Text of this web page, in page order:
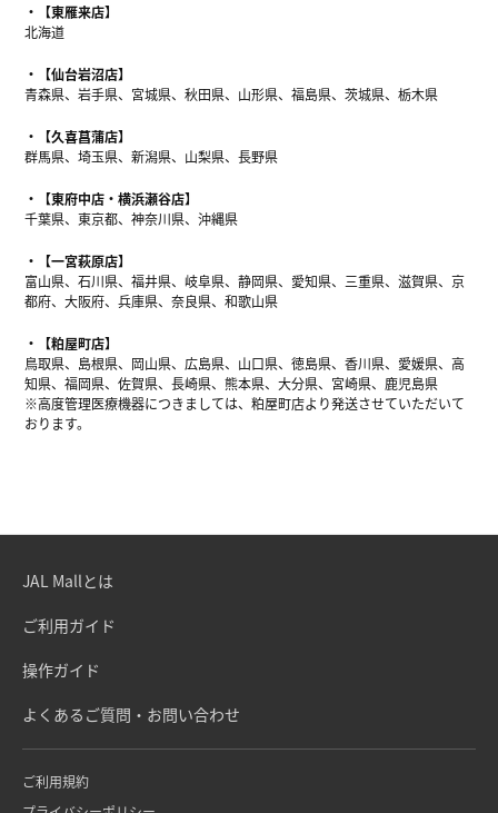
【東雁来店】
北海道
【仙台岩沼店】
青森県、岩手県、宮城県、秋田県、山形県、福島県、茨城県、栃木県
【久喜菖蒲店】
群馬県、埼玉県、新潟県、山梨県、長野県
【東府中店・横浜瀬谷店】
千葉県、東京都、神奈川県、沖縄県
【一宮萩原店】
富山県、石川県、福井県、岐阜県、静岡県、愛知県、三重県、滋賀県、京
都府、大阪府、兵庫県、奈良県、和歌山県
【粕屋町店】
鳥取県、島根県、岡山県、広島県、山口県、徳島県、香川県、愛媛県、高
知県、福岡県、佐賀県、長崎県、熊本県、大分県、宮崎県、鹿児島県
※高度管理医療機器につきましては、粕屋町店より発送させていただいて
おります。
JAL Mallとは
ご利用ガイド
操作ガイド
よくあるご質問・お問い合わせ
ご利用規約